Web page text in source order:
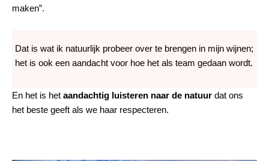
maken”.
Dat is wat ik natuurlijk probeer over te brengen in mijn wijnen;
het is ook een aandacht voor hoe het als team gedaan wordt.
En het is het aandachtig luisteren naar de natuur dat ons
het beste geeft als we haar respecteren.